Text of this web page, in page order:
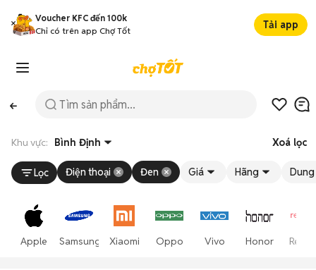
Voucher KFC đến 100k
Chỉ có trên app Chợ Tốt
Tải app
Khu vực: Bình Định Xoá lọc
Lọc Điện thoại Đen Giá Hãng
Apple Samsung Xiaomi Oppo Vivo Honor